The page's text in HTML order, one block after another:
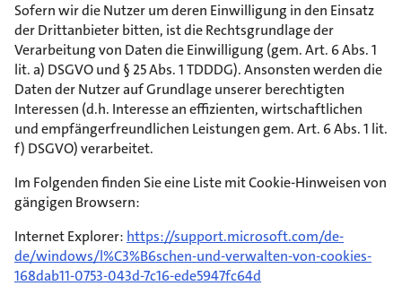
Sofern wir die Nutzer um deren Einwilligung in den Einsatz
der Drittanbieter bitten, ist die Rechtsgrundlage der
Verarbeitung von Daten die Einwilligung (gem. Art. 6 Abs. 1
lit. a) DSGVO und § 25 Abs. 1 TDDDG). Ansonsten werden die
Daten der Nutzer auf Grundlage unserer berechtigten
Interessen (d.h. Interesse an effizienten, wirtschaftlichen
und empfängerfreundlichen Leistungen gem. Art. 6 Abs. 1 lit.
f) DSGVO) verarbeitet.
Im Folgenden finden Sie eine Liste mit Cookie-Hinweisen von
gängigen Browsern:
Internet Explorer: https://support.microsoft.com/de-
de/windows/l%C3%B6schen-und-verwalten-von-cookies-
168dab11-0753-043d-7c16-ede5947fc64d